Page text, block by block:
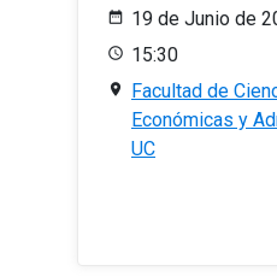
19 de Junio de
15:30
Facultad de
Económicas y
UC